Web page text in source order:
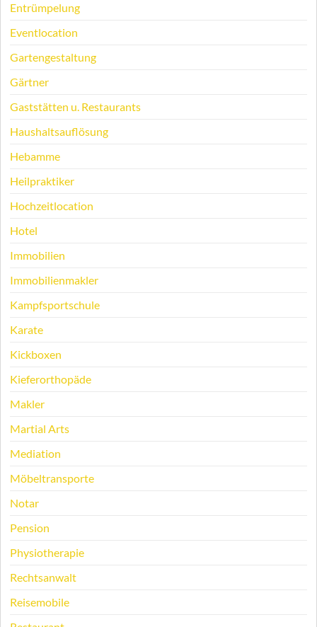
Entrümpelung
Eventlocation
Gartengestaltung
Gärtner
Gaststätten u. Restaurants
Haushaltsauflösung
Hebamme
Heilpraktiker
Hochzeitlocation
Hotel
Immobilien
Immobilienmakler
Kampfsportschule
Karate
Kickboxen
Kieferorthopäde
Makler
Martial Arts
Mediation
Möbeltransporte
Notar
Pension
Physiotherapie
Rechtsanwalt
Reisemobile